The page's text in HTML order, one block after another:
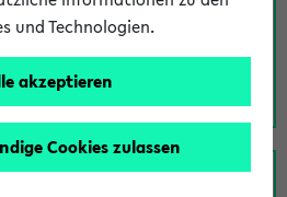
die Personen, die Ihre
haben, auf der
der
verwalteten
und Technologien.
akzeptieren
Cookies zulassen